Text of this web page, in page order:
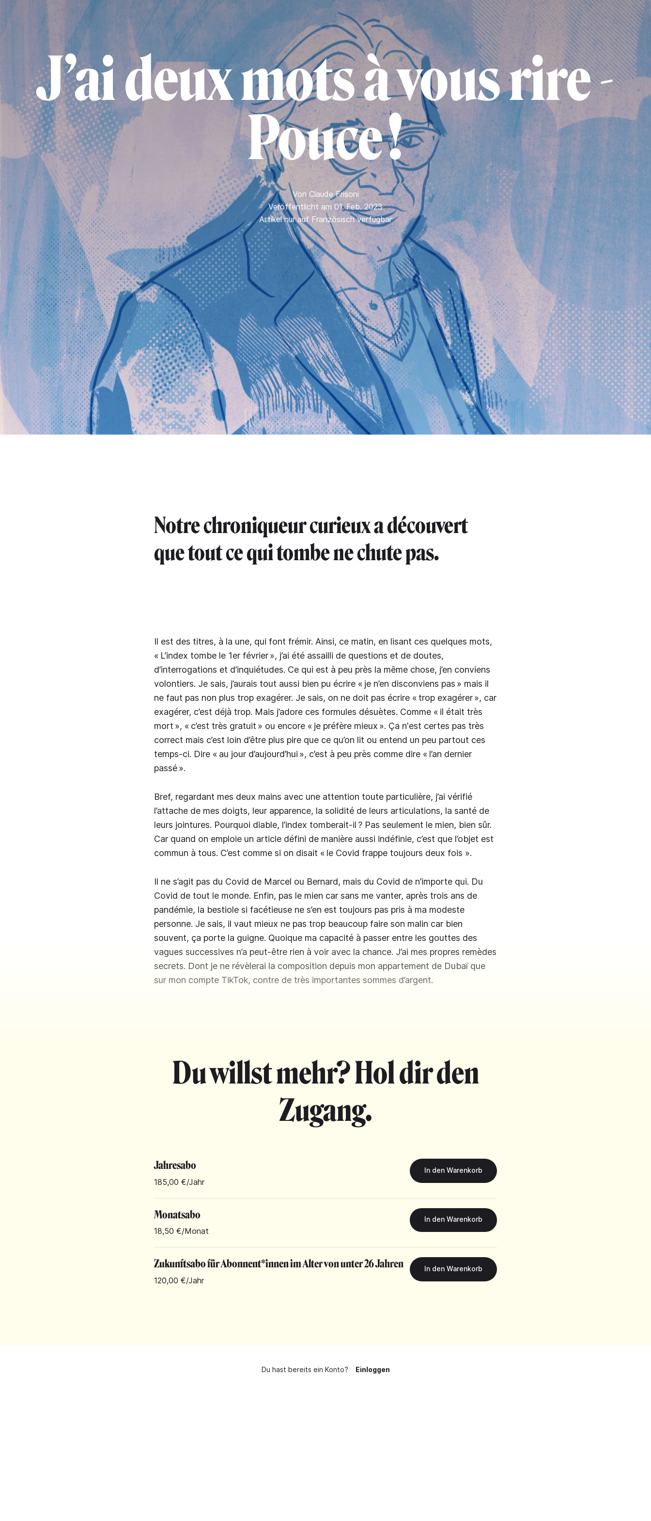
J’ai deux mots à vous rire -
Pouce !
VonClaude Frisoni
Veröffentlicht am 01. Feb. 2023
Artikel nur auf Französisch verfügbar
Notre chroniqueur curieux a découvert
que tout ce qui tombe ne chute pas.
Il est des titres, à la une, qui font frémir. Ainsi, ce matin, en lisant ces quelques mots,
« L’index tombe le 1er février », j’ai été assailli de questions et de doutes,
d’interrogations et d’inquiétudes. Ce qui est à peu près la même chose, j’en conviens
volontiers. Je sais, j’aurais tout aussi bien pu écrire « je n’en disconviens pas » mais il
ne faut pas non plus trop exagérer. Je sais, on ne doit pas écrire « trop exagérer », car
exagérer, c’est déjà trop. Mais j’adore ces formules désuètes. Comme « il était très
mort », « c’est très gratuit » ou encore « je préfère mieux ». Ça n'est certes pas très
correct mais c’est loin d’être plus pire que ce qu’on lit ou entend un peu partout ces
temps-ci. Dire « au jour d’aujourd’hui », c’est à peu près comme dire « l’an dernier
passé ».
Bref, regardant mes deux mains avec une attention toute particulière, j’ai vérifié
l’attache de mes doigts, leur apparence, la solidité de leurs articulations, la santé de
leurs jointures. Pourquoi diable, l’index tomberait-il ? Pas seulement le mien, bien sûr.
Car quand on emploie un article défini de manière aussi indéfinie, c’est que l’objet est
commun à tous. C’est comme si on disait « le Covid frappe toujours deux fois ».
Il ne s’agit pas du Covid de Marcel ou Bernard, mais du Covid de n’importe qui. Du
Covid de tout le monde. Enfin, pas le mien car sans me vanter, après trois ans de
pandémie, la bestiole si facétieuse ne s’en est toujours pas pris à ma modeste
personne. Je sais, il vaut mieux ne pas trop beaucoup faire son malin car bien
souvent, ça porte la guigne. Quoique ma capacité à passer entre les gouttes des
vagues successives n’a peut-être rien à voir avec la chance. J’ai mes propres remèdes
secrets. Dont je ne révèlerai la composition depuis mon appartement de Dubaï que
sur mon compte TikTok, contre de très importantes sommes d’argent.
Du willst mehr? Hol dir den
Zugang.
Jahresabo
185,00 €/Jahr
Monatsabo
18,50 €/Monat
Zukunftsabo für Abonnent*innen im Alter von unter 26 Jahren
120,00 €/Jahr
Du hast bereits ein Konto? Einloggen